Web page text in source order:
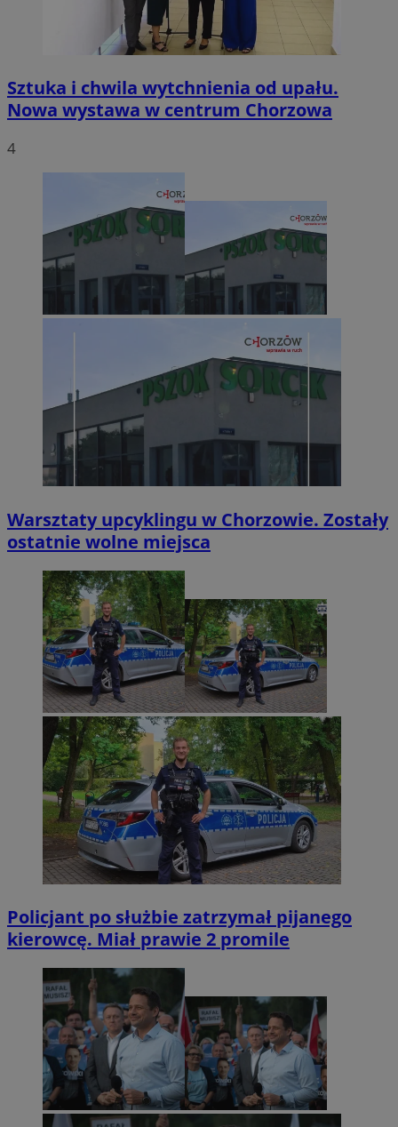
Sztuka i chwila wytchnienia od upału.
Nowa wystawa w centrum Chorzowa
4
Warsztaty upcyklingu w Chorzowie. Zostały
ostatnie wolne miejsca
Policjant po służbie zatrzymał pijanego
kierowcę. Miał prawie 2 promile